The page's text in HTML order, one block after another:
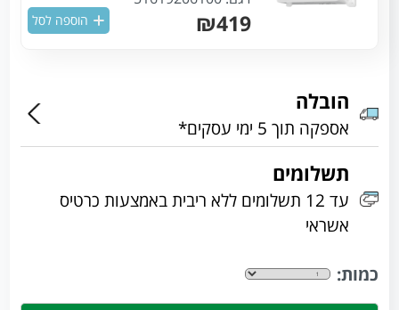
₪419 הוספה לסל
הובלה
אספקה תוך 5 ימי עסקים*
תשלומים
עד 12 תשלומים ללא ריבית באמצעות כרטיס
אשראי
כמות: